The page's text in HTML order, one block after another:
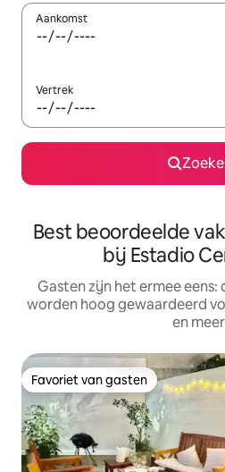
Aankomst
Vertrek
Best beoordeelde
bij Estadio
Gasten zijn het ermee
worden hoog gewaardeerd
en
Favoriet van gasten
Favoriet van gasten